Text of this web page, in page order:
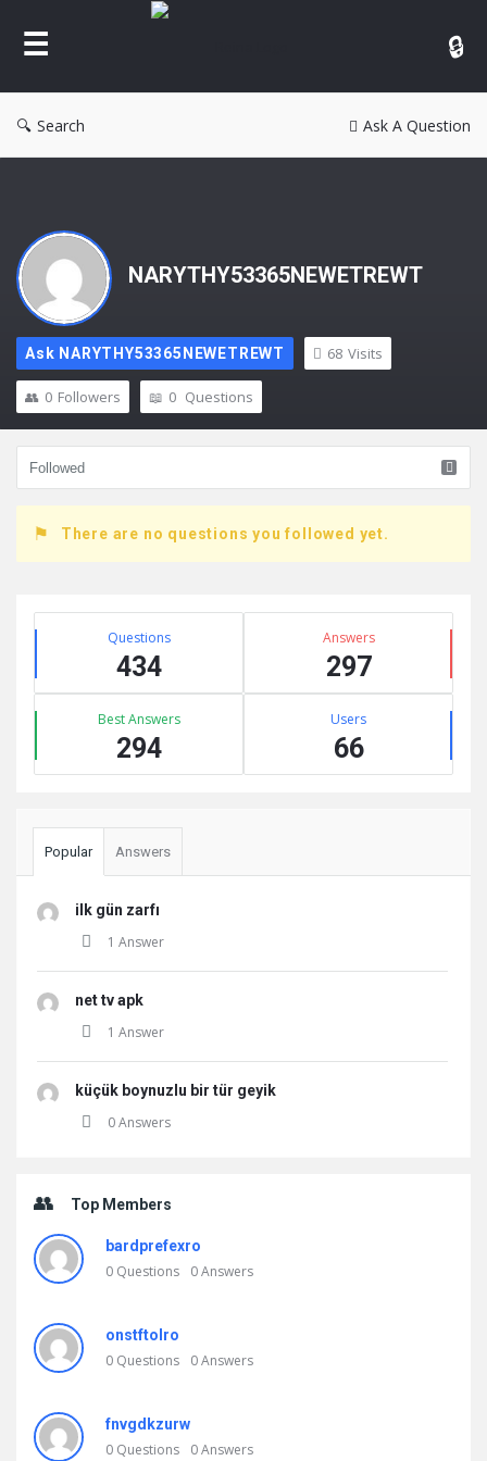
Reina
Search Ask A Question
NARYTHY53365NEWETREWT
Ask NARYTHY53365NEWETREWT 68 Visits
0 Followers 0 Questions
There are no questions you followed yet.
Sidebar
Stats Questions
434
Answers
297
Best Answers
294
Users
66
Popular Answers
ilk gün zarfı
1 Answer
net tv apk
1 Answer
küçük boynuzlu bir tür geyik
0 Answers
Top Members
bardprefexro
0 Questions 0Answers
onstftolro
0 Questions 0Answers
fnvgdkzurw
0 Questions 0Answers